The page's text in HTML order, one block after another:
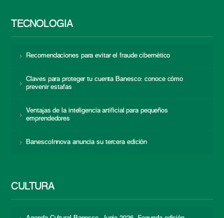
TECNOLOGÍA
Recomendaciones para evitar el fraude cibernético
Claves para proteger tu cuenta Banesco: conoce cómo
prevenir estafas
Ventajas de la inteligencia artificial para pequeños
emprendedores
BanescoInnova anuncia su tercera edición
CULTURA